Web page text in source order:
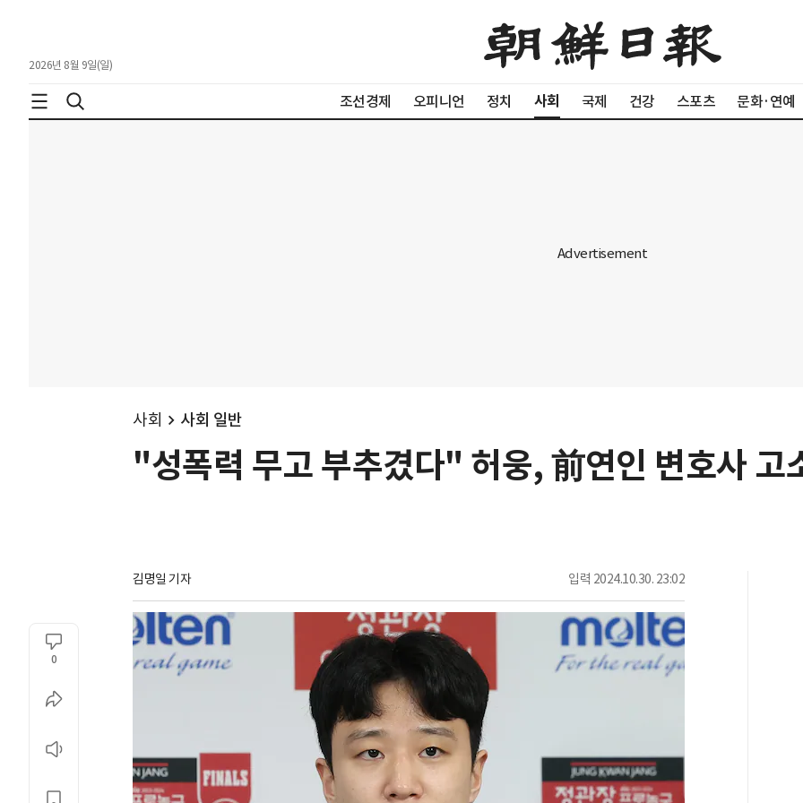
2026년 8월 9일(일)
조선경제 오피니언 정치 사회 국제 건강 스포츠 문화·연예
사회 사회 일반
"성폭력 무고 부추겼다" 허웅, 前연인 변호사 고
김명일 기자 입력 2024.10.30. 23:02
0